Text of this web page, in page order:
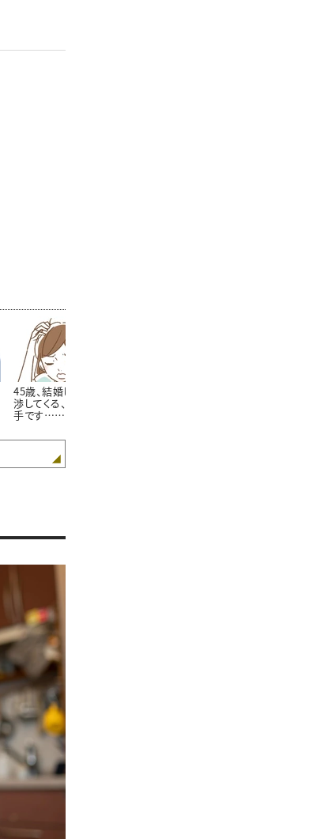
45歳、結婚してからも干
渉してくる、実の親が苦
手です……！ ＃心理カ
軽くする考え方